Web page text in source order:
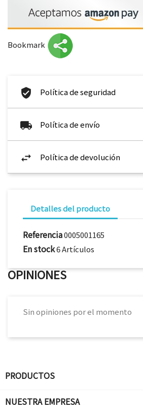
Bookmark
Política de seguridad
Política de envío
Política de devolución
Detalles del producto
Referencia0005001165
En stock6 Artículos
OPINIONES
Sin opiniones por el momento
PRODUCTOS
NUESTRA EMPRESA